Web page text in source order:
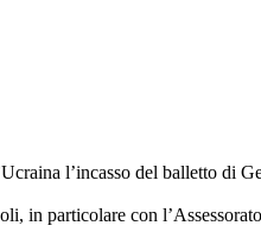
l’incasso del balletto
in particolare con